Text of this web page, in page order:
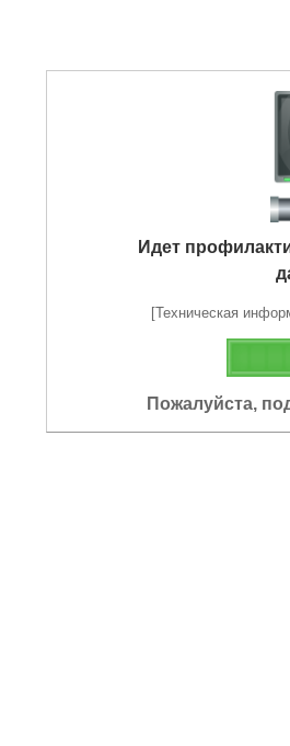
Идет
[Техническая
Пожалуйста,